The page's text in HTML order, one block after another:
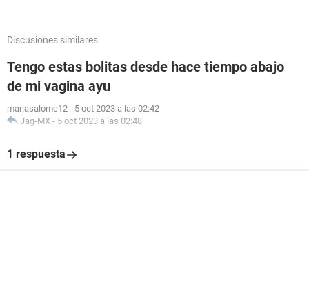
Discusiones similares
Tengo estas bolitas desde hace tiempo abajo
de mi vagina ayu
mariasalome12 - 5 oct 2023 a las 02:42
Jag-MX - 5 oct 2023 a las 02:48
1 respuesta